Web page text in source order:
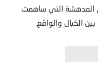
المدهشة التي ساهمت
الخيال والواقع.